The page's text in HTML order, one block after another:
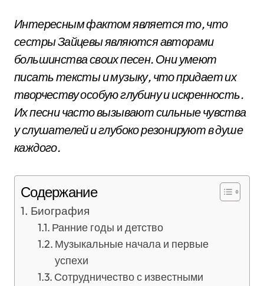
Интересным фактом является то, что
сестры Зайцевы являются авторами
большинства своих песен. Они умеют
писать тексты и музыку, что придает их
творчеству особую глубину и искренность.
Их песни часто вызывают сильные чувства
у слушателей и глубоко резонируют в душе
каждого.
Содержание
Биография
Ранние годы и детство
Музыкальные начала и первые
успехи
Сотрудничество с известными